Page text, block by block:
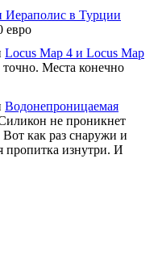
Иераполис в Турции
евро
Locus Map 4 и Locus Map
Места конечно
Водонепроницаемая
не проникнет
как раз снаружи и
пропитка изнутри. И